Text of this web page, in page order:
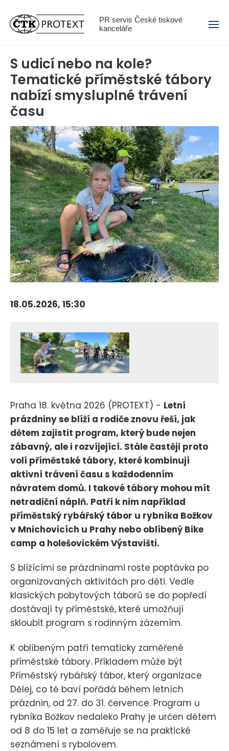
PR servis České tiskové
kanceláře
Menu
S udicí nebo na kole?
Tematické příměstské tábory
nabízí smysluplné trávení
času
18.05.2026, 15:30
Praha 18. května 2026 (PROTEXT) - Letní
prázdniny se blíží a rodiče znovu řeší, jak
dětem zajistit program, který bude nejen
zábavný, ale i rozvíjející. Stále častěji proto
volí příměstské tábory, které kombinují
aktivní trávení času s každodenním
návratem domů. I takové tábory mohou mít
netradiční náplň. Patří k nim například
příměstský rybářský tábor u rybníka Božkov
v Mnichovicích u Prahy nebo oblíbený Bike
camp a holešovickém Výstavišti.
S blížícími se prázdninami roste poptávka po
organizovaných aktivitách pro děti. Vedle
klasických pobytových táborů se do popředí
dostávají ty příměstské, které umožňují
skloubit program s rodinným zázemím.
K oblíbeným patří tematicky zaměřené
příměstské tábory. Příkladem může být
Příměstský rybářský tábor, který organizace
Dělej, co tě baví pořádá během letních
prázdnin, od 27. do 31. července. Program u
rybníka Božkov nedaleko Prahy je určen dětem
od 8 do 15 let a zaměřuje se na praktické
seznámení s rybolovem.